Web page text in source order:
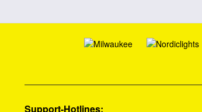
Support-Hotlines: